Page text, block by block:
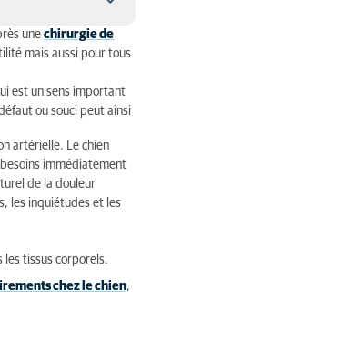
une chirurgie de
mais aussi pour tous
est un sens important
ou souci peut ainsi
artérielle. Le chien
immédiatement
de la douleur
les inquiétudes et les
les tissus corporels.
chez le chien,